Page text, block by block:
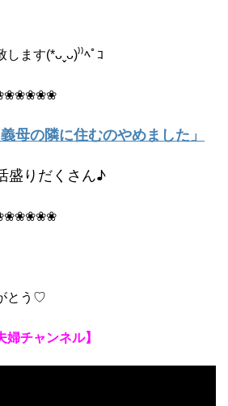
ます(*ᴗˬᴗ)⁾⁾ﾍﾟｺ
母の隣に住むのやめました」
盛りだくさん♪
とう♡
婦チャンネル】